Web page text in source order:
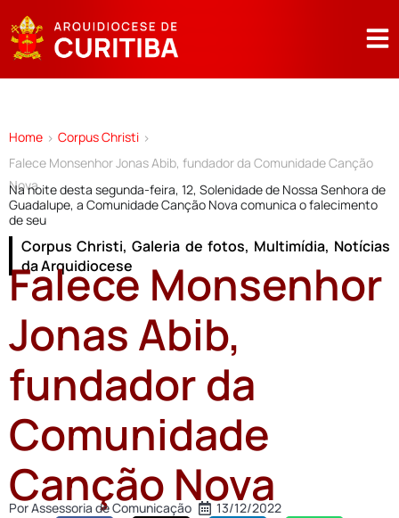
Home > Corpus Christi >
Falece Monsenhor Jonas Abib, fundador da Comunidade Canção
Nova
Na noite desta segunda-feira, 12, Solenidade de Nossa Senhora de
Guadalupe, a Comunidade Canção Nova comunica o falecimento
de seu
Corpus Christi,Galeria de fotos, Multimídia, Notícias
da Arquidiocese
Falece Monsenhor
Jonas Abib,
fundador da
Comunidade
Canção Nova
PorAssessoria de Comunicação 13/12/2022